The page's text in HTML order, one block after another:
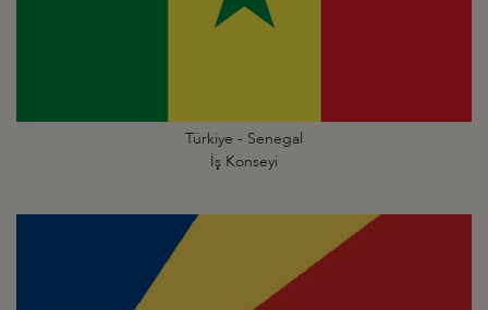
Türkiye - Senegal
İş Konseyi